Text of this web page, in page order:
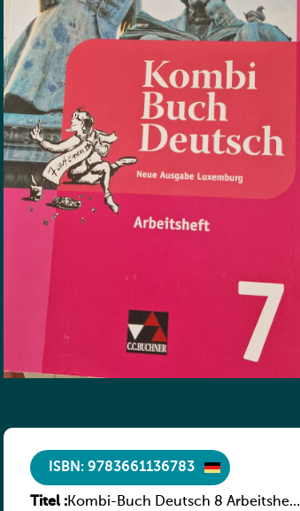
ISBN: 9783661136783
Titel :Kombi-Buch Deutsch 8 Arbeitsheft